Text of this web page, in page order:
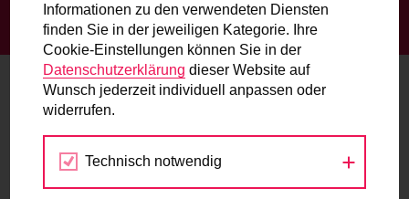
Routenplaner
Mit dem Fahrrad in Wien unterwegs? Hier finden Sie die
beste Route.
Wunschbox
Sie haben ein Anliegen zum Radverkehr? Schreiben Sie
STARTSEITE RADFAHREN IN ZAHLEN
ZÄHLSTELLEN:
RADVERKEHR NAHM IM JAHR 2020 UM 12 PROZENT ZU.
Zählstellen: Radverkehr nahm im Jahr
2020 um 12 Prozent zu.
Informationen zu den verwendeten Diensten
finden Sie in der jeweiligen Kategorie. Ihre
Cookie-Einstellungen können Sie in der
Datenschutzerklärung dieser Website auf
Wunsch jederzeit individuell anpassen oder
widerrufen.
Technisch notwendig